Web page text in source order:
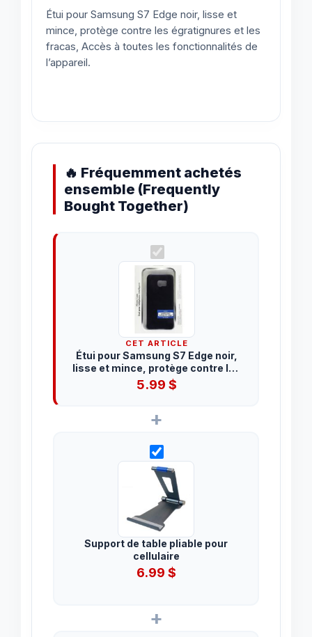
Étui pour Samsung S7 Edge noir, lisse et
mince, protège contre les égratignures et les
fracas, Accès à toutes les fonctionnalités de
l’appareil.
🔥 Fréquemment achetés
ensemble (Frequently
Bought Together)
CET ARTICLE
Étui pour Samsung S7 Edge noir,
lisse et mince, protège contre les
égratignures
5.99$
+
Support de table pliable pour
cellulaire
6.99 $
+